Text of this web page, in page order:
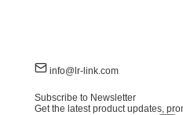
info@lr-link.com
Subscribe to Newsletter
Get the latest product updates,